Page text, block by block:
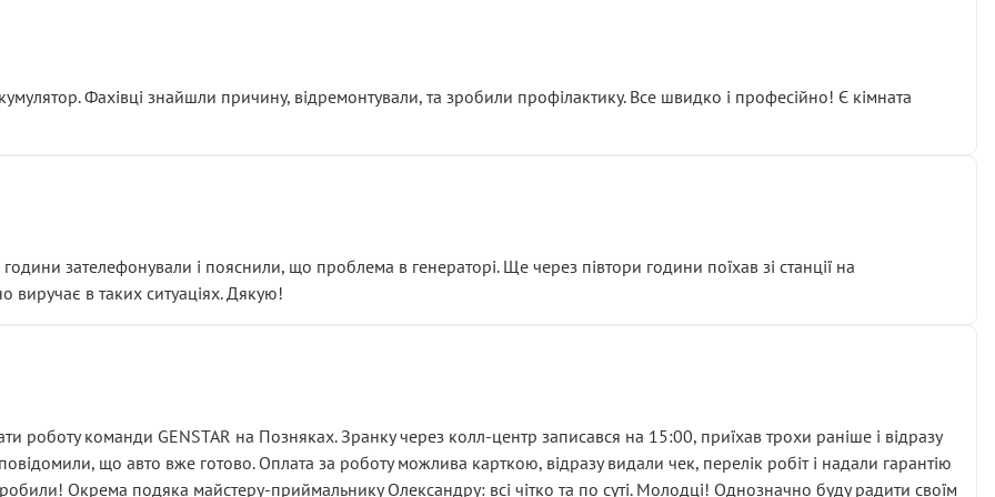
із головним гальмівним циліндром у зборі.
і тоді сервіс наче справив хороше враження. Але згодом знайшов декілька гайок під лобовим склом. Мені
хвилюватися. ( надіюсь новий власник, не застяг в полі))
підірвав.
а “аби швидше і дорожче”. Саме це і псує загальне враження та бажання повертатися.
Фахівці знайшли причину, відремонтували, та зробили профілактику. Все швидко і професійно! Є кімната
зателефонували і пояснили, що проблема в генераторі. Ще через півтори години поїхав зі станції на
виручає в таких ситуаціях. Дякую!
роботу команди GENSTAR на Позняках. Зранку через колл-центр записався на 15:00, приїхав трохи раніше і відразу
що авто вже готово. Оплата за роботу можлива карткою, відразу видали чек, перелік робіт і надали гарантію
Окрема подяка майстеру-приймальнику Олександру: всі чітко та по суті. Молодці! Однозначно буду радити своїм